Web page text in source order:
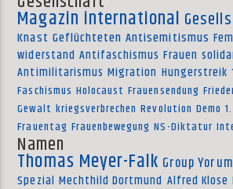
Magazin international
Knast Geflüchteten Antisemitismus
widerstand Antifaschismus Frauen
Antimilitarismus Migration Hungerstreik
Faschismus Holocaust Frauensendung
Gewalt kriegsverbrechen Revolution Demo
Frauentag Frauenbewegung NS-Diktatur
Namen
Thomas Meyer-Falk Group Yorum
Spezial Mechthild Dortmund Alfred Klose